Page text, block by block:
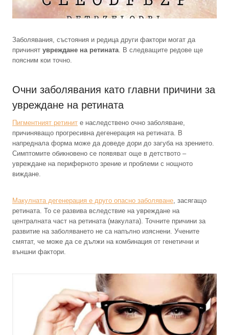
Заболявания, състояния и редица други фактори могат да
причинят увреждане на ретината. В следващите редове ще
поясним кои точно.
Очни заболявания като главни причини за
увреждане на ретината
Пигментният ретинит е наследствено очно заболяване,
причиняващо прогресивна дегенерация на ретината. В
напреднала форма може да доведе дори до загуба на зрението.
Симптомите обикновено се появяват още в детството –
увреждане на периферното зрение и проблеми с нощното
виждане.
Макулната дегенерация е друго опасно заболяване, засягащо
ретината. То се развива вследствие на увреждане на
централната част на ретината (макулата). Точните причини за
развитие на заболяването не са напълно изяснени. Учените
смятат, че може да се дължи на комбинация от генетични и
външни фактори.